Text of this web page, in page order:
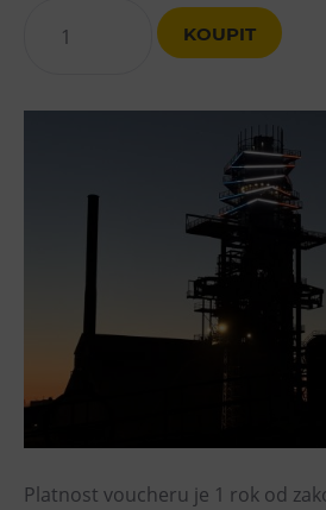
Lezecká stěna
Dolní Vítkovice
Hornické muzeum
Občerstvení
L’Osteria
KOUPIT
Platnost voucheru je 1 rok od